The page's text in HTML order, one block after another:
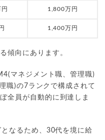
1,800万円
1,400万円
傾向にあります。
マネジメント職、管理職)
職)の7ランクで構成されて
全員が自動的に到達しま
なるため、30代を境に給